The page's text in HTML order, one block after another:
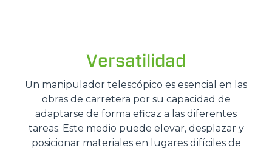
Versatilidad
Un manipulador telescópico es esencial en las
obras de carretera por su capacidad de
adaptarse de forma eficaz a las diferentes
tareas. Este medio puede elevar, desplazar y
posicionar materiales en lugares difíciles de